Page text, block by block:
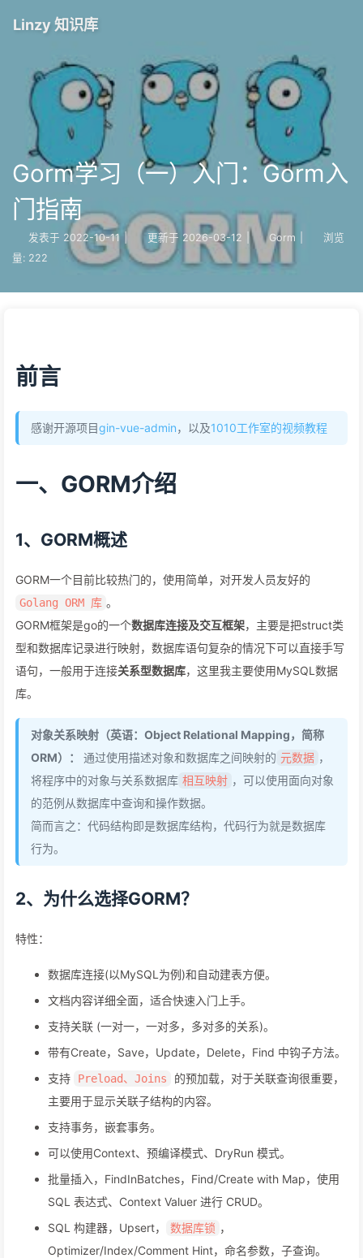
Linzy 知识库
Gorm学习（一）入门：Gorm入
门指南
发表于 2022-10-11 更新于 2026-03-12 Gorm
浏览
量: 222
前言
感谢开源项目gin-vue-admin，以及1010工作室的视频教程
一、GORM介绍
1、GORM概述
GORM一个目前比较热门的，使用简单，对开发人员友好的
Golang ORM 库 。
GORM框架是go的一个数据库连接及交互框架，主要是把struct类
型和数据库记录进行映射，数据库语句复杂的情况下可以直接手写
语句，一般用于连接关系型数据库，这里我主要使用MySQL数据
库。
对象关系映射（英语：Object Relational Mapping，简称
ORM）：
通过使用描述对象和数据库之间映射的 元数据 ，
将程序中的对象与关系数据库 相互映射 ，可以使用面向对象
的范例从数据库中查询和操作数据。
简而言之：代码结构即是数据库结构，代码行为就是数据库
行为。
2、为什么选择GORM？
特性：
数据库连接(以MySQL为例)和自动建表方便。
文档内容详细全面，适合快速入门上手。
支持关联 (一对一，一对多，多对多的关系)。
带有Create，Save，Update，Delete，Find 中钩子方法。
支持
Preload、Joins
的预加载，对于关联查询很重要，
主要用于显示关联子结构的内容。
支持事务，嵌套事务。
可以使用Context、预编译模式、DryRun 模式。
批量插入，FindInBatches，Find/Create with Map，使用
SQL 表达式、Context Valuer 进行 CRUD。
SQL 构建器，Upsert，
数据库锁 ，
Optimizer/Index/Comment Hint，命名参数，子查询。